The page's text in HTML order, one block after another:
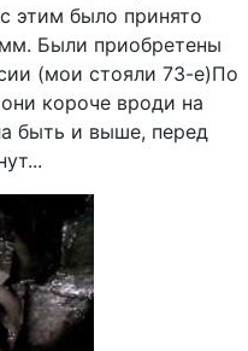
этим было принято
Были приобретены
(мои стояли 73-е)По
короче вроди на
быть и выше, перед